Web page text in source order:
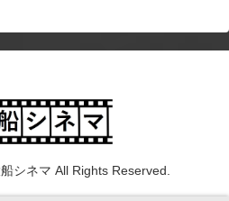
シネマ All Rights Reserved.